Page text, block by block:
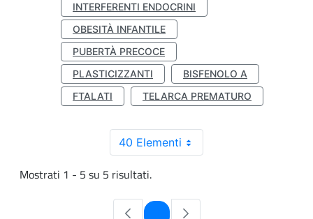
INTERFERENTI ENDOCRINI
OBESITÀ INFANTILE
PUBERTÀ PRECOCE
PLASTICIZZANTI
BISFENOLO A
FTALATI
TELARCA PREMATURO
40 Elementi
Mostrati 1 - 5 su 5 risultati.
Pagina